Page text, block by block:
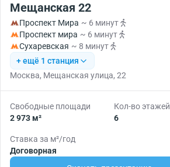
Мещанская 22
Проспект Мира ~ 6 минут
Проспект мира ~ 6 минут
Сухаревская ~ 8 минут
+ ещё 1 станция
Москва, Мещанская улица, 22
Свободные площади
2 973 м²
Кол-во этажей
6
Ставка за м²/год
Договорная